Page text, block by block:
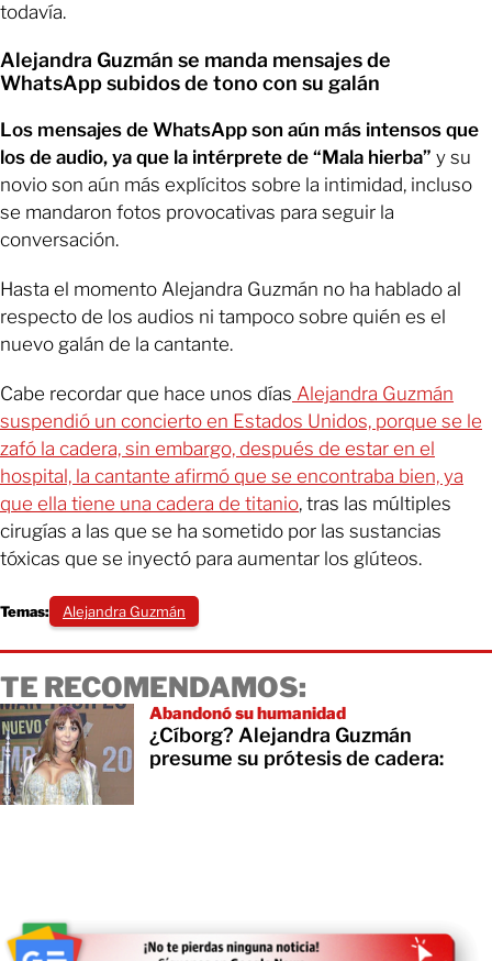
todavía.
Alejandra Guzmán se manda mensajes de
WhatsApp subidos de tono con su galán
Los mensajes de WhatsApp son aún más intensos que
los de audio, ya que la intérprete de “Mala hierba” y su
novio son aún más explícitos sobre la intimidad, incluso
se mandaron fotos provocativas para seguir la
conversación.
Hasta el momento Alejandra Guzmán no ha hablado al
respecto de los audios ni tampoco sobre quién es el
nuevo galán de la cantante.
Cabe recordar que hace unos días Alejandra Guzmán
suspendió un concierto en Estados Unidos, porque se le
zafó la cadera, sin embargo, después de estar en el
hospital, la cantante afirmó que se encontraba bien, ya
que ella tiene una cadera de titanio, tras las múltiples
cirugías a las que se ha sometido por las sustancias
tóxicas que se inyectó para aumentar los glúteos.
Temas: Alejandra Guzmán
TE RECOMENDAMOS:
Abandonó su humanidad
¿Cíborg? Alejandra Guzmán
presume su prótesis de cadera: